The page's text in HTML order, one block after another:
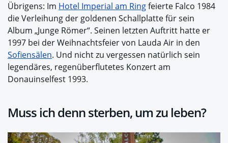
Übrigens: Im Hotel Imperial am Ringfeierte Falco 1984
die Verleihung der goldenen Schallplatte für sein
Album „Junge Römer“. Seinen letzten Auftritt hatte er
1997 bei der Weihnachtsfeier von Lauda Air in den
Sofiensälen. Und nicht zu vergessen natürlich sein
legendäres, regenüberflutetes Konzert am
Donauinselfest 1993.
Muss ich denn sterben, um zu leben?